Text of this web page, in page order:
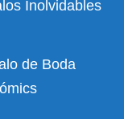
Inolvidables
de Boda